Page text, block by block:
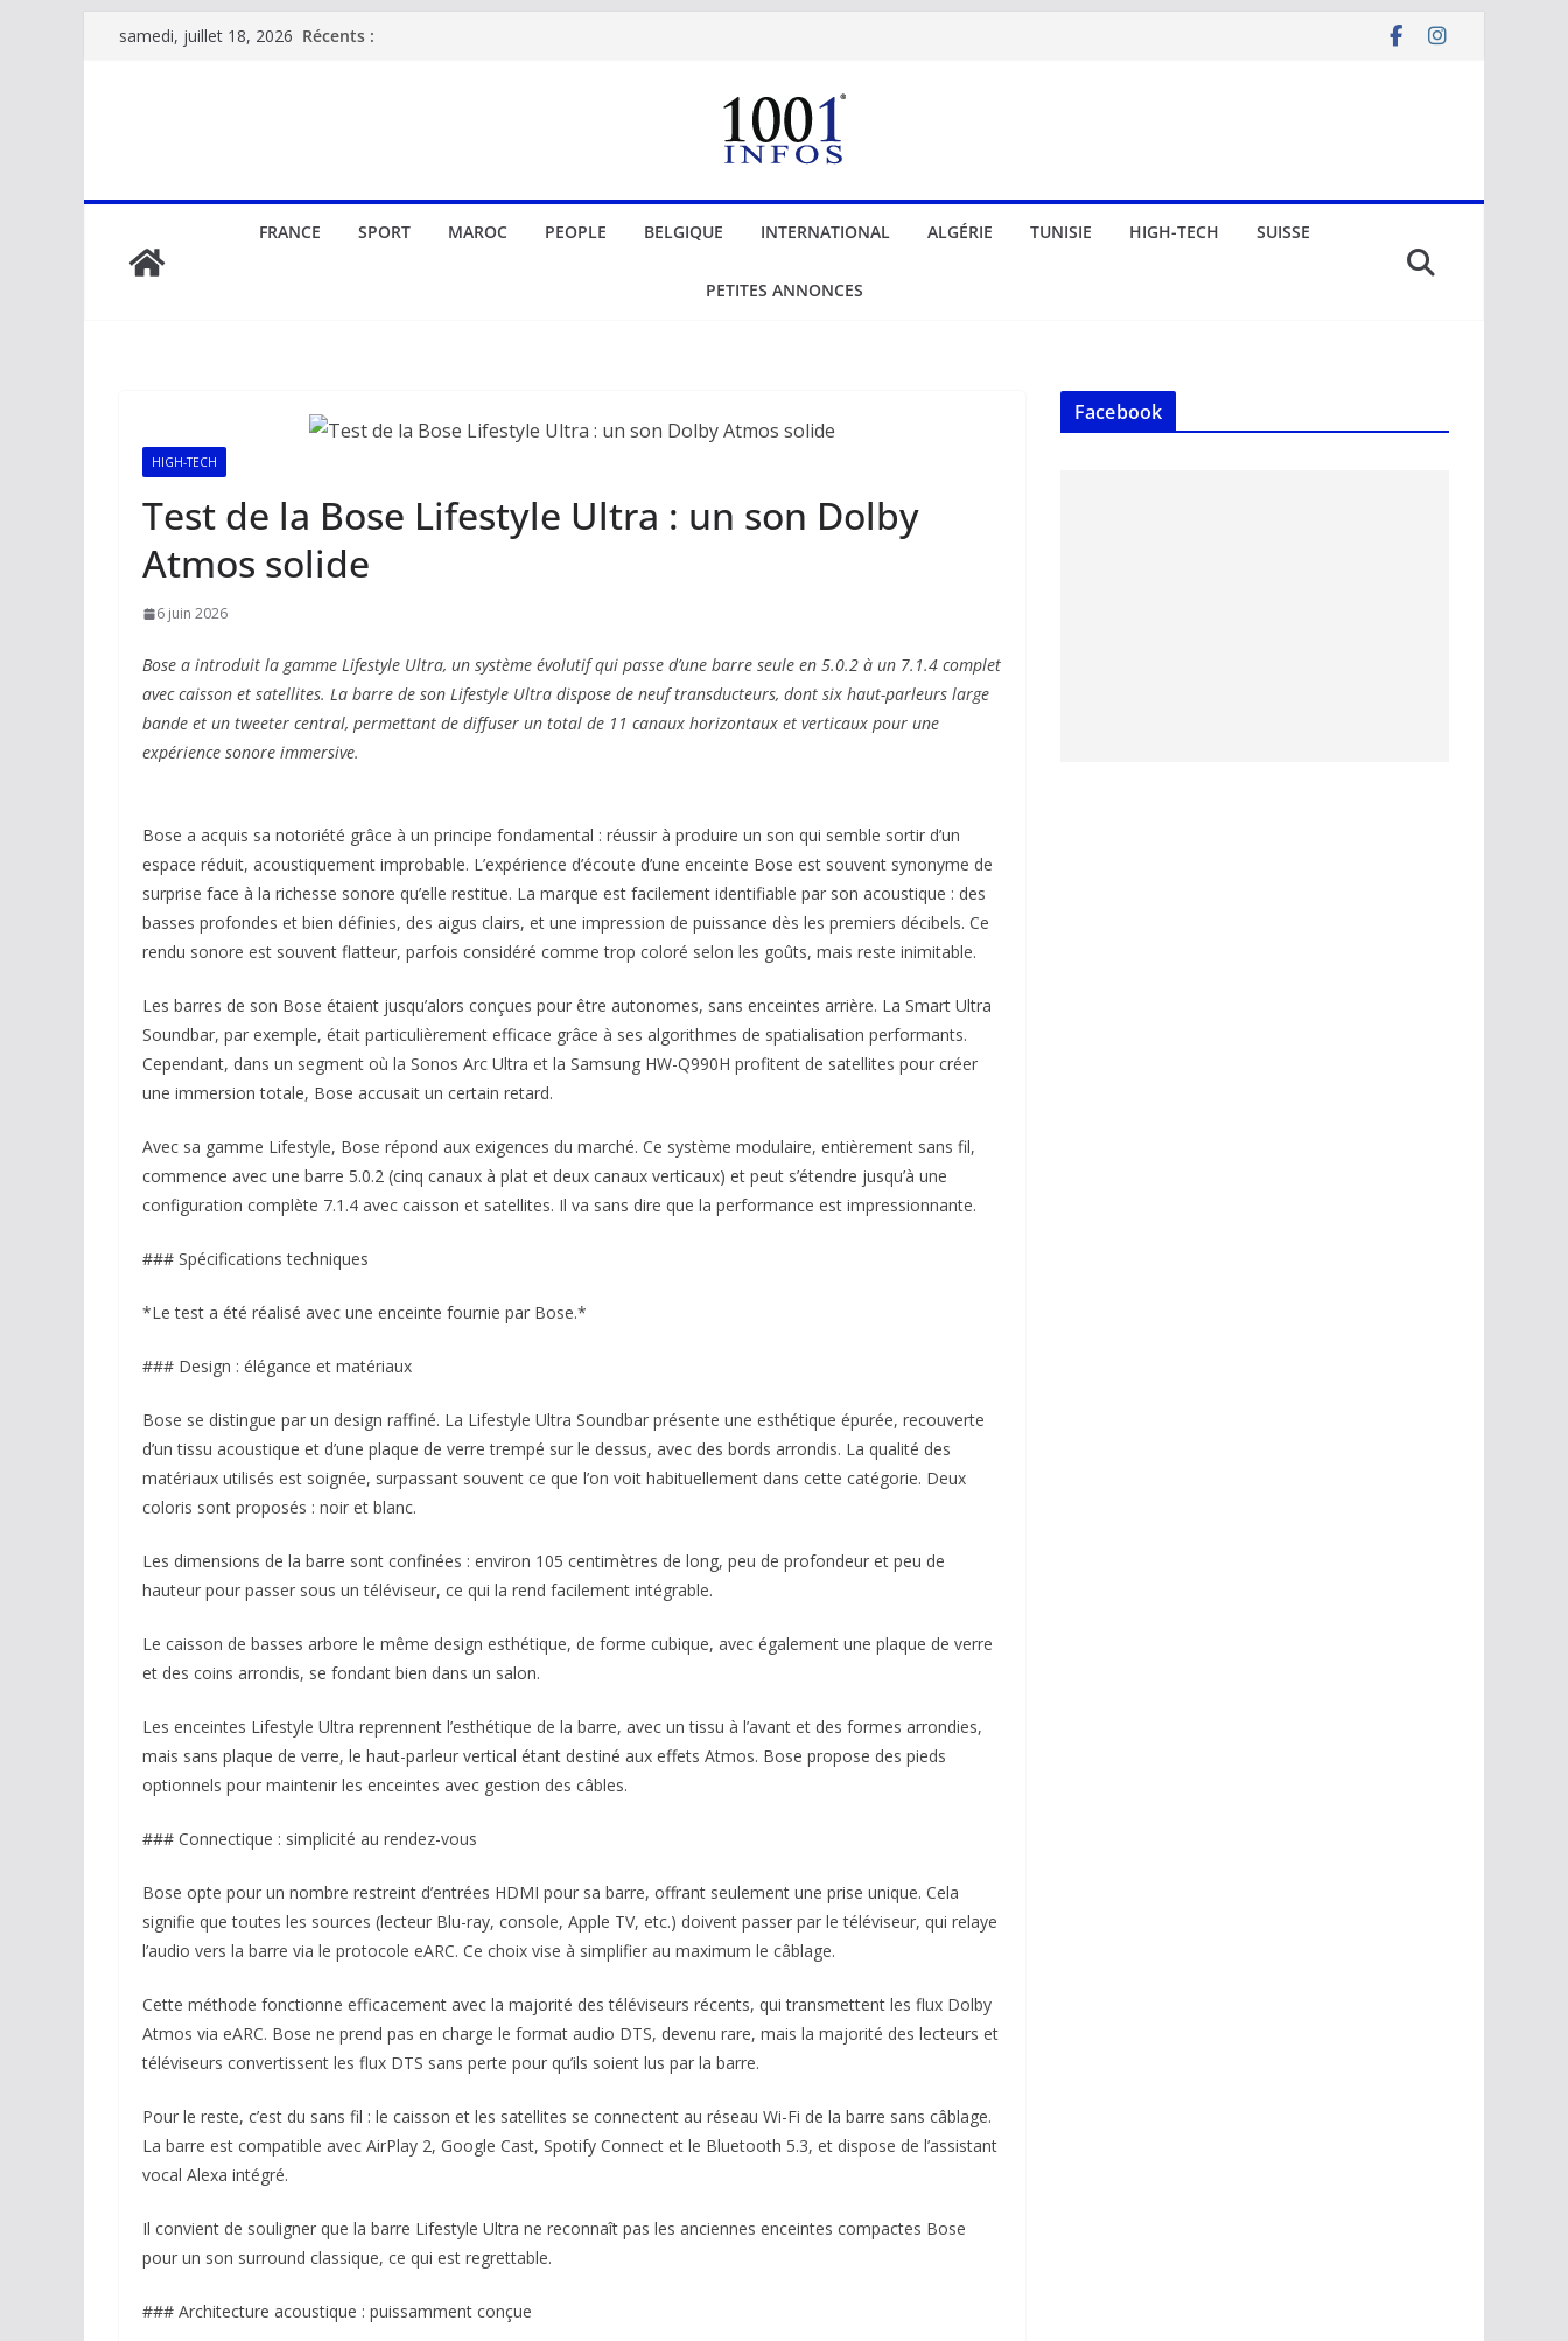
Passersamedi, juillet 18, 2026 Récents :
FRANCE SPORT MAROC PEOPLE BELGIQUE INTERNATIONAL ALGÉRIE TUNISIE HIGH-TECH SUISSE
PETITES ANNONCES
HIGH-TECH
Test de la Bose Lifestyle Ultra : un son Dolby
Atmos solide
6 juin 2026
Bose a introduit la gamme Lifestyle Ultra, un système évolutif qui passe d’une barre seule en 5.0.2 à un 7.1.4 complet
avec caisson et satellites. La barre de son Lifestyle Ultra dispose de neuf transducteurs, dont six haut-parleurs large
bande et un tweeter central, permettant de diffuser un total de 11 canaux horizontaux et verticaux pour une
expérience sonore immersive.
Bose a acquis sa notoriété grâce à un principe fondamental : réussir à produire un son qui semble sortir d’un
espace réduit, acoustiquement improbable. L’expérience d’écoute d’une enceinte Bose est souvent synonyme de
surprise face à la richesse sonore qu’elle restitue. La marque est facilement identifiable par son acoustique : des
basses profondes et bien définies, des aigus clairs, et une impression de puissance dès les premiers décibels. Ce
rendu sonore est souvent flatteur, parfois considéré comme trop coloré selon les goûts, mais reste inimitable.
Les barres de son Bose étaient jusqu’alors conçues pour être autonomes, sans enceintes arrière. La Smart Ultra
Soundbar, par exemple, était particulièrement efficace grâce à ses algorithmes de spatialisation performants.
Cependant, dans un segment où la Sonos Arc Ultra et la Samsung HW-Q990H profitent de satellites pour créer
une immersion totale, Bose accusait un certain retard.
Avec sa gamme Lifestyle, Bose répond aux exigences du marché. Ce système modulaire, entièrement sans fil,
commence avec une barre 5.0.2 (cinq canaux à plat et deux canaux verticaux) et peut s’étendre jusqu’à une
configuration complète 7.1.4 avec caisson et satellites. Il va sans dire que la performance est impressionnante.
### Spécifications techniques
*Le test a été réalisé avec une enceinte fournie par Bose.*
### Design : élégance et matériaux
Bose se distingue par un design raffiné. La Lifestyle Ultra Soundbar présente une esthétique épurée, recouverte
d’un tissu acoustique et d’une plaque de verre trempé sur le dessus, avec des bords arrondis. La qualité des
matériaux utilisés est soignée, surpassant souvent ce que l’on voit habituellement dans cette catégorie. Deux
coloris sont proposés : noir et blanc.
Les dimensions de la barre sont confinées : environ 105 centimètres de long, peu de profondeur et peu de
hauteur pour passer sous un téléviseur, ce qui la rend facilement intégrable.
Le caisson de basses arbore le même design esthétique, de forme cubique, avec également une plaque de verre
et des coins arrondis, se fondant bien dans un salon.
Les enceintes Lifestyle Ultra reprennent l’esthétique de la barre, avec un tissu à l’avant et des formes arrondies,
mais sans plaque de verre, le haut-parleur vertical étant destiné aux effets Atmos. Bose propose des pieds
optionnels pour maintenir les enceintes avec gestion des câbles.
### Connectique : simplicité au rendez-vous
Bose opte pour un nombre restreint d’entrées HDMI pour sa barre, offrant seulement une prise unique. Cela
signifie que toutes les sources (lecteur Blu-ray, console, Apple TV, etc.) doivent passer par le téléviseur, qui relaye
l’audio vers la barre via le protocole eARC. Ce choix vise à simplifier au maximum le câblage.
Cette méthode fonctionne efficacement avec la majorité des téléviseurs récents, qui transmettent les flux Dolby
Atmos via eARC. Bose ne prend pas en charge le format audio DTS, devenu rare, mais la majorité des lecteurs et
téléviseurs convertissent les flux DTS sans perte pour qu’ils soient lus par la barre.
Pour le reste, c’est du sans fil : le caisson et les satellites se connectent au réseau Wi-Fi de la barre sans câblage.
La barre est compatible avec AirPlay 2, Google Cast, Spotify Connect et le Bluetooth 5.3, et dispose de l’assistant
vocal Alexa intégré.
Il convient de souligner que la barre Lifestyle Ultra ne reconnaît pas les anciennes enceintes compactes Bose
pour un son surround classique, ce qui est regrettable.
### Architecture acoustique : puissamment conçue
Facebook